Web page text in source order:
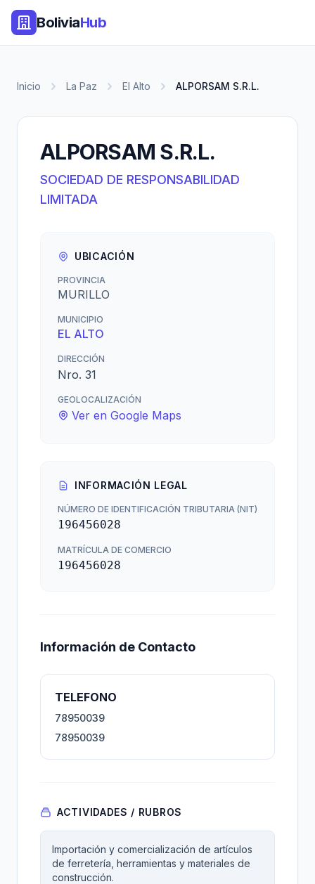
BoliviaHub
Inicio La Paz El Alto ALPORSAM S.R.L.
ALPORSAM S.R.L.
SOCIEDAD DE RESPONSABILIDAD
LIMITADA
UBICACIÓN
PROVINCIA
MURILLO
MUNICIPIO
EL ALTO
DIRECCIÓN
Nro. 31
GEOLOCALIZACIÓN
Ver en Google Maps
INFORMACIÓN LEGAL
NÚMERO DE IDENTIFICACIÓN TRIBUTARIA (NIT)
196456028
MATRÍCULA DE COMERCIO
196456028
Información de Contacto
TELEFONO
78950039
78950039
ACTIVIDADES / RUBROS
Importación y comercialización de artículos
de ferretería, herramientas y materiales de
construcción.